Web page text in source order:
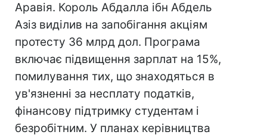
Аравія. Король Абдалла ібн Абдель
Азіз виділив на запобігання акціям
протесту 36 млрд дол. Програма
включає підвищення зарплат на 15%,
помилування тих, що знаходяться в
ув'язненні за несплату податків,
фінансову підтримку студентам і
безробітним. У планах керівництва